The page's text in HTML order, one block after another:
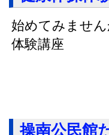
始めてみませ
体験講座
操南公民館